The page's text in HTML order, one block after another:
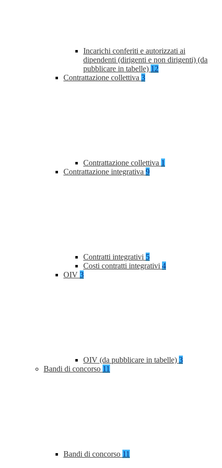
Incarichi conferiti e autorizzati ai
dipendenti (dirigenti e non dirigenti) (da
pubblicare in tabelle) 12
Contrattazione collettiva 3
Contrattazione collettiva 1
Contrattazione integrativa 9
Contratti integrativi 5
Costi contratti integrativi 4
OIV 3
OIV (da pubblicare in tabelle) 3
Bandi di concorso 11
Bandi di concorso 11